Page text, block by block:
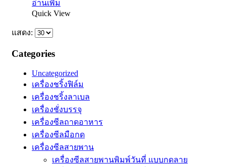
อ่านเพิ่ม
Quick View
แสดง:
Categories
Uncategorized
เครื่องชริ้งฟิล์ม
เครื่องชริ้งลาเบล
เครื่องชั่งบรรจุ
เครื่องซีลถาดอาหาร
เครื่องซีลมือกด
เครื่องซีลสายพาน
เครื่องซีลสายพานพิมพ์วันที่ แบบกดลาย